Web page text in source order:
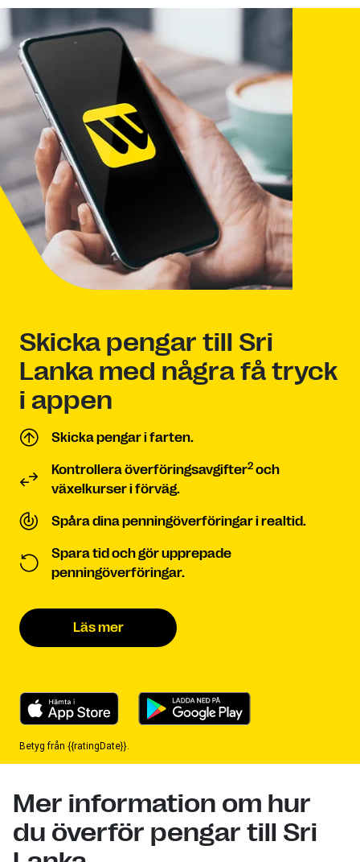
Skicka pengar till Sri
Lanka med några få tryck
i appen
Skicka pengar i farten.
Kontrollera överföringsavgifter2 och
växelkurser i förväg.
Spåra dina penningöverföringar i realtid.
Spara tid och gör upprepade
penningöverföringar.
Läs mer
Betyg från {{ratingDate}}.
Mer information om hur
du överför pengar till Sri